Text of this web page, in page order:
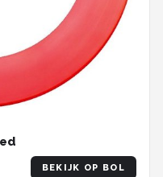
BEKIJK OP BOL